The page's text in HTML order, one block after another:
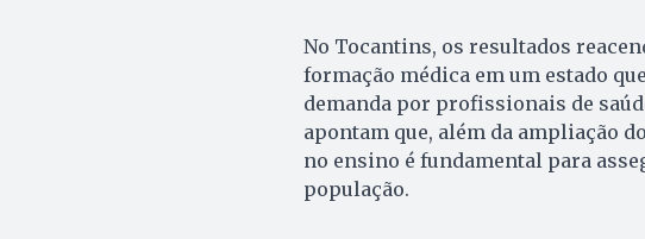
No Tocantins, os resultados
formação médica em um estado
demanda por profissionais de
apontam que, além da ampliação
no ensino é fundamental para
população.